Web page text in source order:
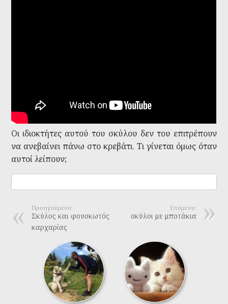
Οι ιδιοκτήτες αυτού του σκύλου δεν του επιτρέπουν
να ανεβαίνει πάνω στο κρεβάτι. Τι γίνεται όμως όταν
αυτοί λείπουν;
Επόμενο:
σκύλοι με μποτάκια
Προηγούμενο:
Σκύλος και φουσκωτός
καρχαρίας